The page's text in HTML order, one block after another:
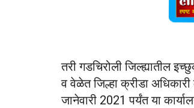
तरी गडचिरोली जिल्ह्यातील
व वेळेत जिल्हा क्रीडा
जानेवारी 2021 पर्यंत या